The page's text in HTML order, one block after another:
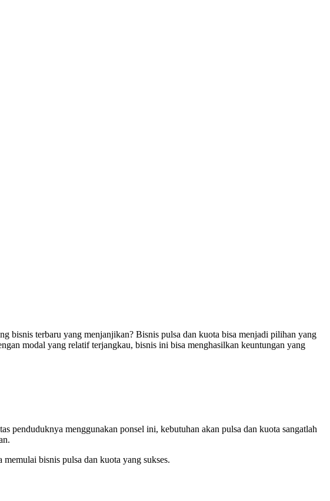
bisnis terbaru yang menjanjikan? Bisnis pulsa dan kuota bisa menjadi pilihan yang
modal yang relatif terjangkau, bisnis ini bisa menghasilkan keuntungan yang
penduduknya menggunakan ponsel ini, kebutuhan akan pulsa dan kuota sangatlah
bisnis pulsa dan kuota yang sukses.